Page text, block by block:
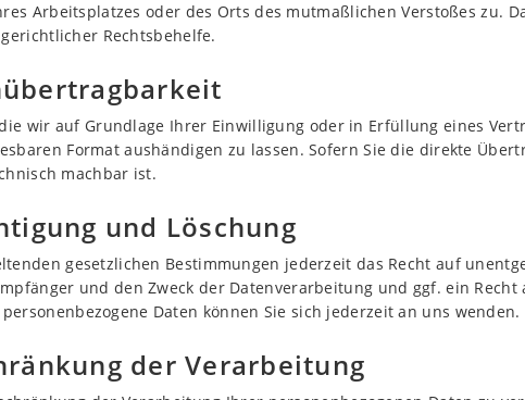
Arbeitsplatzes oder des Orts des mutmaßlichen Verstoßes zu.
Rechtsbehelfe.
wir auf Grundlage Ihrer Einwilligung oder in Erfüllung eines
Format aushändigen zu lassen. Sofern Sie die direkte
machbar ist.
und Löschung
gesetzlichen Bestimmungen jederzeit das Recht auf
und den Zweck der Datenverarbeitung und ggf. ein
Daten können Sie sich jederzeit an uns wenden.
der Verarbeitung